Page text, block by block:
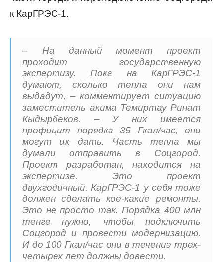
к КарГРЭС-1.
– На данный момент проект
проходит государственную
экспертизу. Пока на КарГРЭС-1
думают, сколько тепла они нам
выдадут, – комментирует ситуацию
заместитель акима Темиртау Ринат
Кыдырбеков. – У них имеется
профицит порядка 35 Гкал/час, они
могут их дать. Часть тепла мы
думали отправить в Соцгород.
Проект разработан, находится на
экспертизе. Это проект
двухгодичный. КарГРЭС-1 у себя тоже
должен сделать кое-какие ремонты.
Это не просто так. Порядка 400 млн
тенге нужно, чтобы подключить
Соцгород и провести модернизацию.
И до 100 Гкал/час они в течение трех-
четырех лет должны довести.